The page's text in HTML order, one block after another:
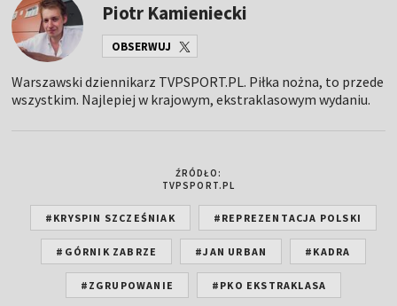
Piotr Kamieniecki
OBSERWUJ
Warszawski dziennikarz TVPSPORT.PL. Piłka nożna, to przede
wszystkim. Najlepiej w krajowym, ekstraklasowym wydaniu.
ŹRÓDŁO:
TVPSPORT.PL
#KRYSPIN SZCZEŚNIAK #REPREZENTACJA POLSKI
#GÓRNIK ZABRZE #JAN URBAN #KADRA
#ZGRUPOWANIE #PKO EKSTRAKLASA